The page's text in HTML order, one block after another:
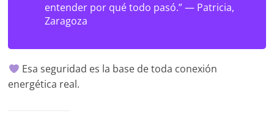
entender por qué todo pasó.” — Patricia,
Zaragoza
Esa seguridad es la base de toda conexión
energética real.